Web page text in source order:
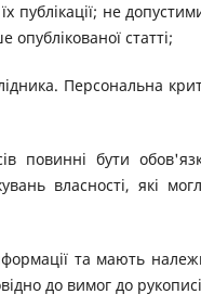
публікації; не
опублікованої статті;
Персональна
повинні бути
власності, які
та мають
до вимог до